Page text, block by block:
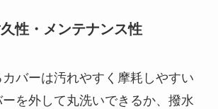
性・メンテナンス性
バーは汚れやすく摩耗しやすい
を外して丸洗いできるか、撥水